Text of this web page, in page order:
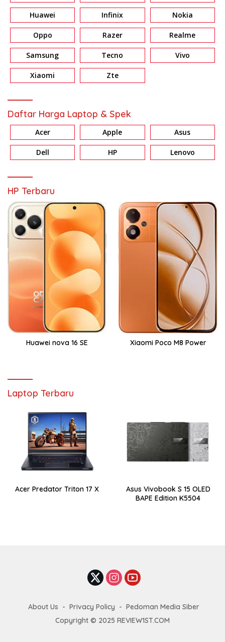
Huawei Infinix Nokia
Oppo Razer Realme
Samsung Tecno Vivo
Xiaomi Zte
Daftar Harga Laptop & Spek
Acer Apple Asus
Dell HP Lenovo
HP Terbaru
Huawei nova 16 SE Xiaomi Poco M8 Power
Laptop Terbaru
Acer Predator Triton 17 X
Asus Vivobook S 15 OLED
BAPE Edition K5504
About Us Privacy Policy
Pedoman Media Siber
Copyright © 2025 REVIEW1ST.COM